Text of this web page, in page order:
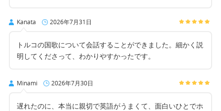
Kanata 2026年7月31日
トルコの国歌について会話することができました。細かく説
明してくださって、わかりやすかったです。
Minami 2026年7月30日
遅れたのに、本当に親切で英語がうまくて、面白いひとでホ